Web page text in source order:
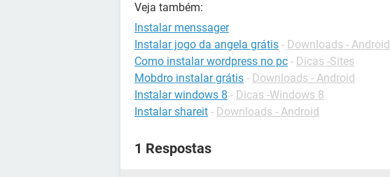
Veja também:
Instalar menssager
Instalar jogo da angela grátis - Downloads - Android
Como instalar wordpress no pc - Dicas -Sites
Mobdro instalar grátis - Downloads - Android
Instalar windows 8 - Dicas -Windows 8
Instalar shareit - Downloads - Android
1 Respostas